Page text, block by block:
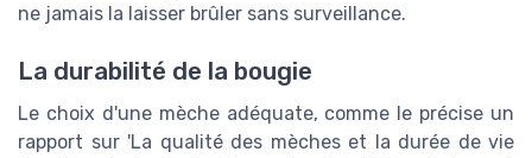
ne jamais la laisser brûler sans surveillance.
La durabilité de la bougie
Le choix d'une mèche adéquate, comme le précise un
rapport sur 'La qualité des mèches et la durée de vie